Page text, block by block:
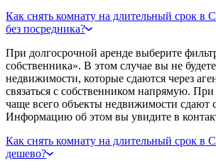
Как снять комнату на длительный срок в
без посредника?
При долгосрочной аренде выберите
собственника». В этом случае вы не
недвижимости, которые сдаются через
связаться с собственником напрямую. При
чаще всего объекты недвижимости сдают
Информацию об этом вы увидите в
Как снять комнату на длительный срок в
дешево?